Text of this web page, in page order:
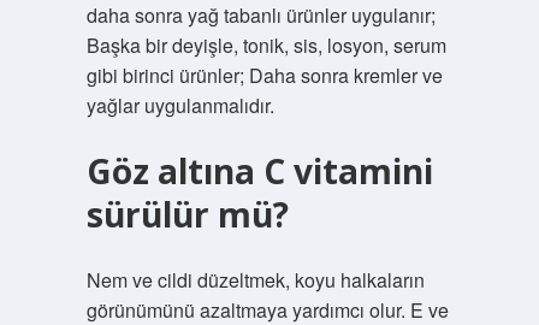
daha sonra yağ tabanlı ürünler uygulanır;
Başka bir deyişle, tonik, sis, losyon, serum
gibi birinci ürünler; Daha sonra kremler ve
yağlar uygulanmalıdır.
Göz altına C vitamini
sürülür mü?
Nem ve cildi düzeltmek, koyu halkaların
görünümünü azaltmaya yardımcı olur. E ve